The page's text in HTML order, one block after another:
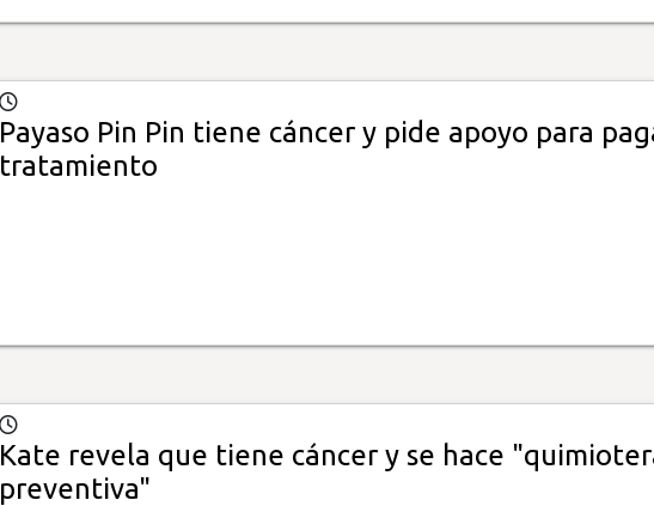
Payaso Pin Pin tiene cáncer y pide apoyo para
tratamiento
Kate revela que tiene cáncer y se hace
preventiva"